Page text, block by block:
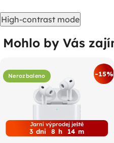
High-contrast mode
Mohlo by Vás
Nerozbaleno -15%
Jarní výprodej ještě
3 dni 8 h 14 m